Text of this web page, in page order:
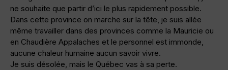
ne souhaite que partir d’ici le plus rapidement possible.
Dans cette province on marche sur la tête, je suis allée
même travailler dans des provinces comme la Mauricie ou
en Chaudière Appalaches et le personnel est immonde,
aucune chaleur humaine aucun savoir vivre.
Je suis désolée, mais le Québec vas à sa perte.